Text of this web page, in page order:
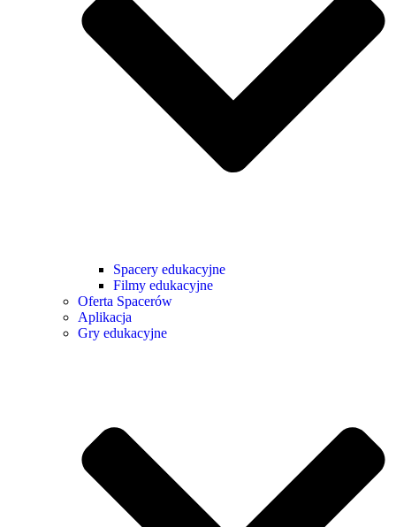
Spacery edukacyjne
Filmy edukacyjne
Oferta Spacerów
Aplikacja
Gry edukacyjne